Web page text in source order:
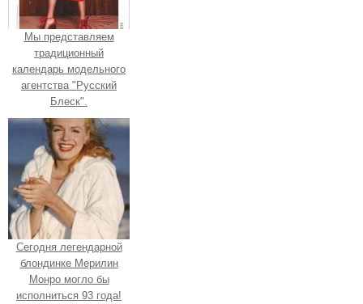
Мы представляем
традиционный
календарь модельного
агентства "Русский
Блеск".
Сегодня легендарной
блондинке Мерилин
Монро могло бы
исполниться 93 года!